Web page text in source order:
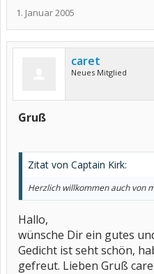
1. Januar 2005
caret
Neues Mitglied
Gruß
Zitat von Captain Kirk:
Herzlich willkommen auch von
Hallo,
wünsche Dir ein gutes
Gedicht ist seht schön,
gefreut. Lieben Gruß